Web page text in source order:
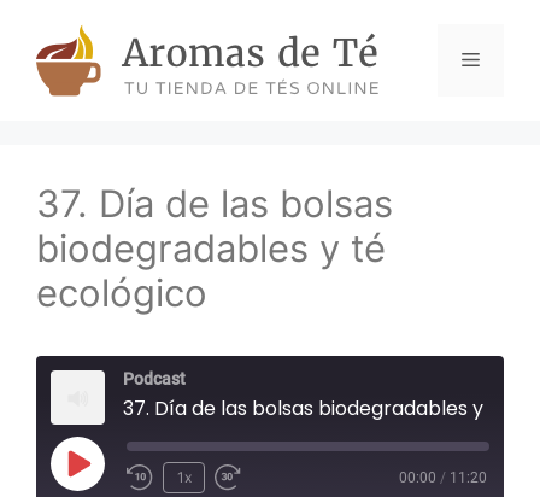
content
Menu
37. Día de las bolsas
biodegradables y té
ecológico
Podcast
Play
1x 00:00 / 11:20